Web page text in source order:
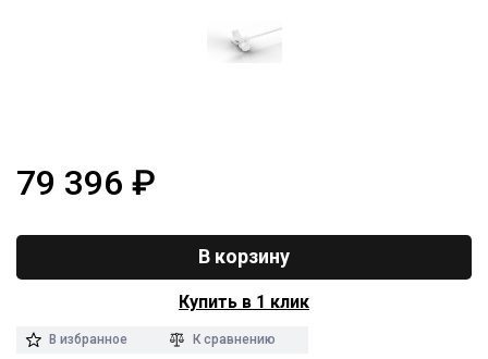
79 396 ₽
В корзину
Купить в 1 клик
В избранное К сравнению